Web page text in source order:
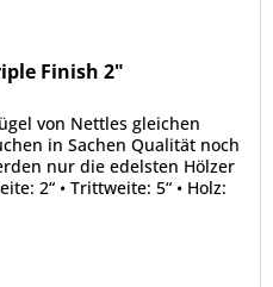
Finish 2"
von Nettles gleichen
in Sachen Qualität noch
nur die edelsten Hölzer
2“ • Trittweite: 5“ • Holz: